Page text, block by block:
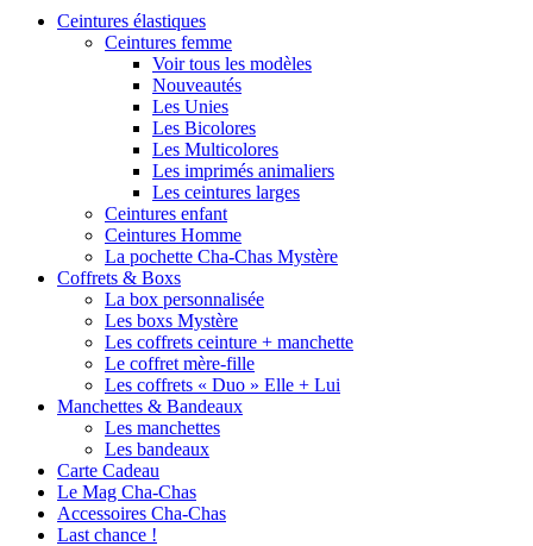
Ceintures élastiques
Ceintures femme
Voir tous les modèles
Nouveautés
Les Unies
Les Bicolores
Les Multicolores
Les imprimés animaliers
Les ceintures larges
Ceintures enfant
Ceintures Homme
La pochette Cha-Chas Mystère
Coffrets & Boxs
La box personnalisée
Les boxs Mystère
Les coffrets ceinture + manchette
Le coffret mère-fille
Les coffrets « Duo » Elle + Lui
Manchettes & Bandeaux
Les manchettes
Les bandeaux
Carte Cadeau
Le Mag Cha-Chas
Accessoires Cha-Chas
Last chance !